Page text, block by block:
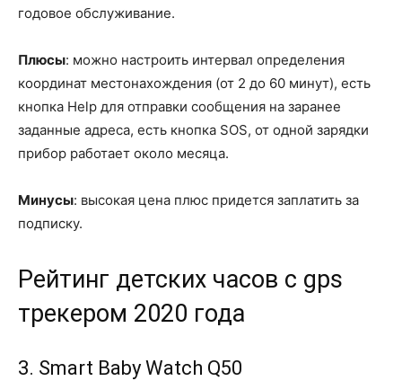
годовое обслуживание.
Плюсы: можно настроить интервал определения
координат местонахождения (от 2 до 60 минут), есть
кнопка Help для отправки сообщения на заранее
заданные адреса, есть кнопка SOS, от одной зарядки
прибор работает около месяца.
Минусы: высокая цена плюс придется заплатить за
подписку.
Рейтинг детских часов с gps
трекером 2020 года
3. Smart Baby Watch Q50